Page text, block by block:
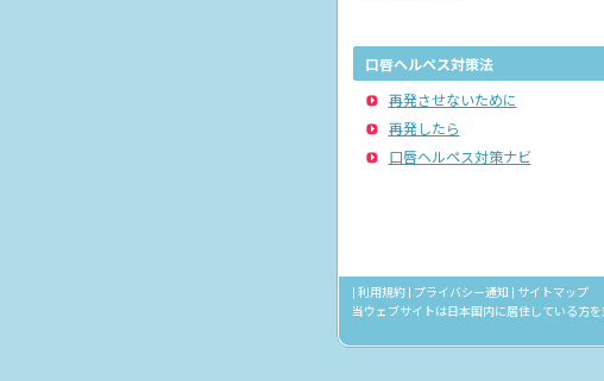
口唇ヘルペス対策法
再発させないために
再発したら
口唇ヘルペス対策ナビ
利用規約| プライバシー通知
サイトマップ
当ウェブサイトは日本国内に居住している方を